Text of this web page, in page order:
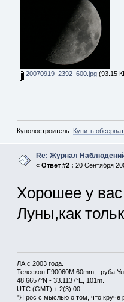
20070919_2392_600.jpg(93.15
Куполостроитель Купить
Re: Журнал
« Ответ #2 : 20 Сентября
Хорошее у
Луны,как
ЛА с 2003 года.
Телескоп F90060M 60mm, труба
48.6657°N - 33.1137°E, 101m.
UTC (GMT) + 2(3):00.
"Я рос с мыслью о том, что круче